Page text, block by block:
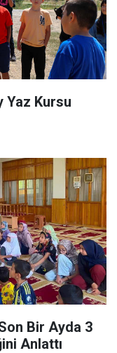
Yaz Kursu
Bir Ayda 3
Anlattı